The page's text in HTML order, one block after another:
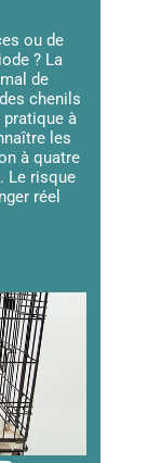
ou de
? La
de
chenils
à
les
à quatre
Le risque
réel